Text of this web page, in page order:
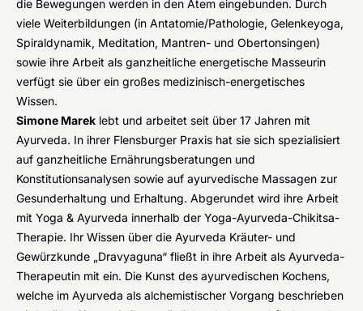
die Bewegungen werden in den Atem eingebunden. Durch
viele Weiterbildungen (in Antatomie/Pathologie, Gelenkeyoga,
Spiraldynamik, Meditation, Mantren- und Obertonsingen)
sowie ihre Arbeit als ganzheitliche energetische Masseurin
verfügt sie über ein großes medizinisch-energetisches
Wissen.
Simone Marek lebt und arbeitet seit über 17 Jahren mit
Ayurveda. In ihrer Flensburger Praxis hat sie sich spezialisiert
auf ganzheitliche Ernährungsberatungen und
Konstitutionsanalysen sowie auf ayurvedische Massagen zur
Gesunderhaltung und Erhaltung. Abgerundet wird ihre Arbeit
mit Yoga & Ayurveda innerhalb der Yoga-Ayurveda-Chikitsa-
Therapie. Ihr Wissen über die Ayurveda Kräuter- und
Gewürzkunde „Dravyaguna“ fließt in ihre Arbeit als Ayurveda-
Therapeutin mit ein. Die Kunst des ayurvedischen Kochens,
welche im Ayurveda als alchemistischer Vorgang beschrieben